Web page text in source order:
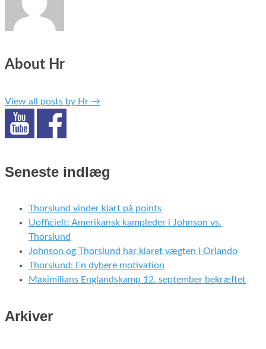
About Hr
View all posts by Hr →
Seneste indlæg
Thorslund vinder klart på points
Uofficielt: Amerikansk kampleder i Johnson vs.
Thorslund
Johnson og Thorslund har klaret vægten i Orlando
Thorslund: En dybere motivation
Maximilians Englandskamp 12. september bekræftet
Arkiver